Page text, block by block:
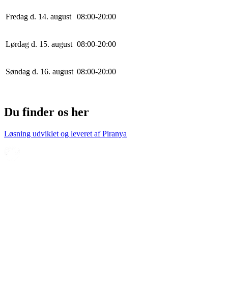
Fredag d. 14. august 08:00-20:00
Lørdag d. 15. august 08:00-20:00
Søndag d. 16. august 08:00-20:00
Du finder os her
Løsning udviklet og leveret afPiranya